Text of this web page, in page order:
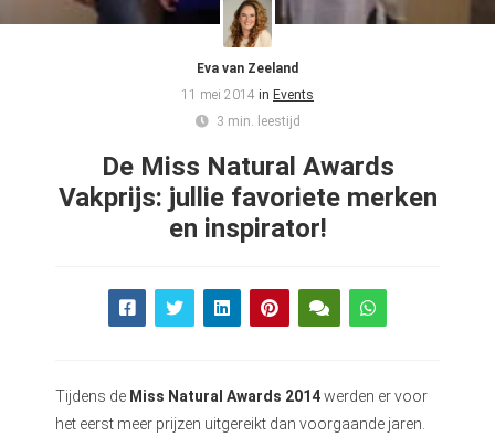
Eva van Zeeland
11 mei 2014 in Events
3 min. leestijd
De Miss Natural Awards
Vakprijs: jullie favoriete merken
en inspirator!
Tijdens de Miss Natural Awards 2014werden er voor
het eerst meer prijzen uitgereikt dan voorgaande jaren.